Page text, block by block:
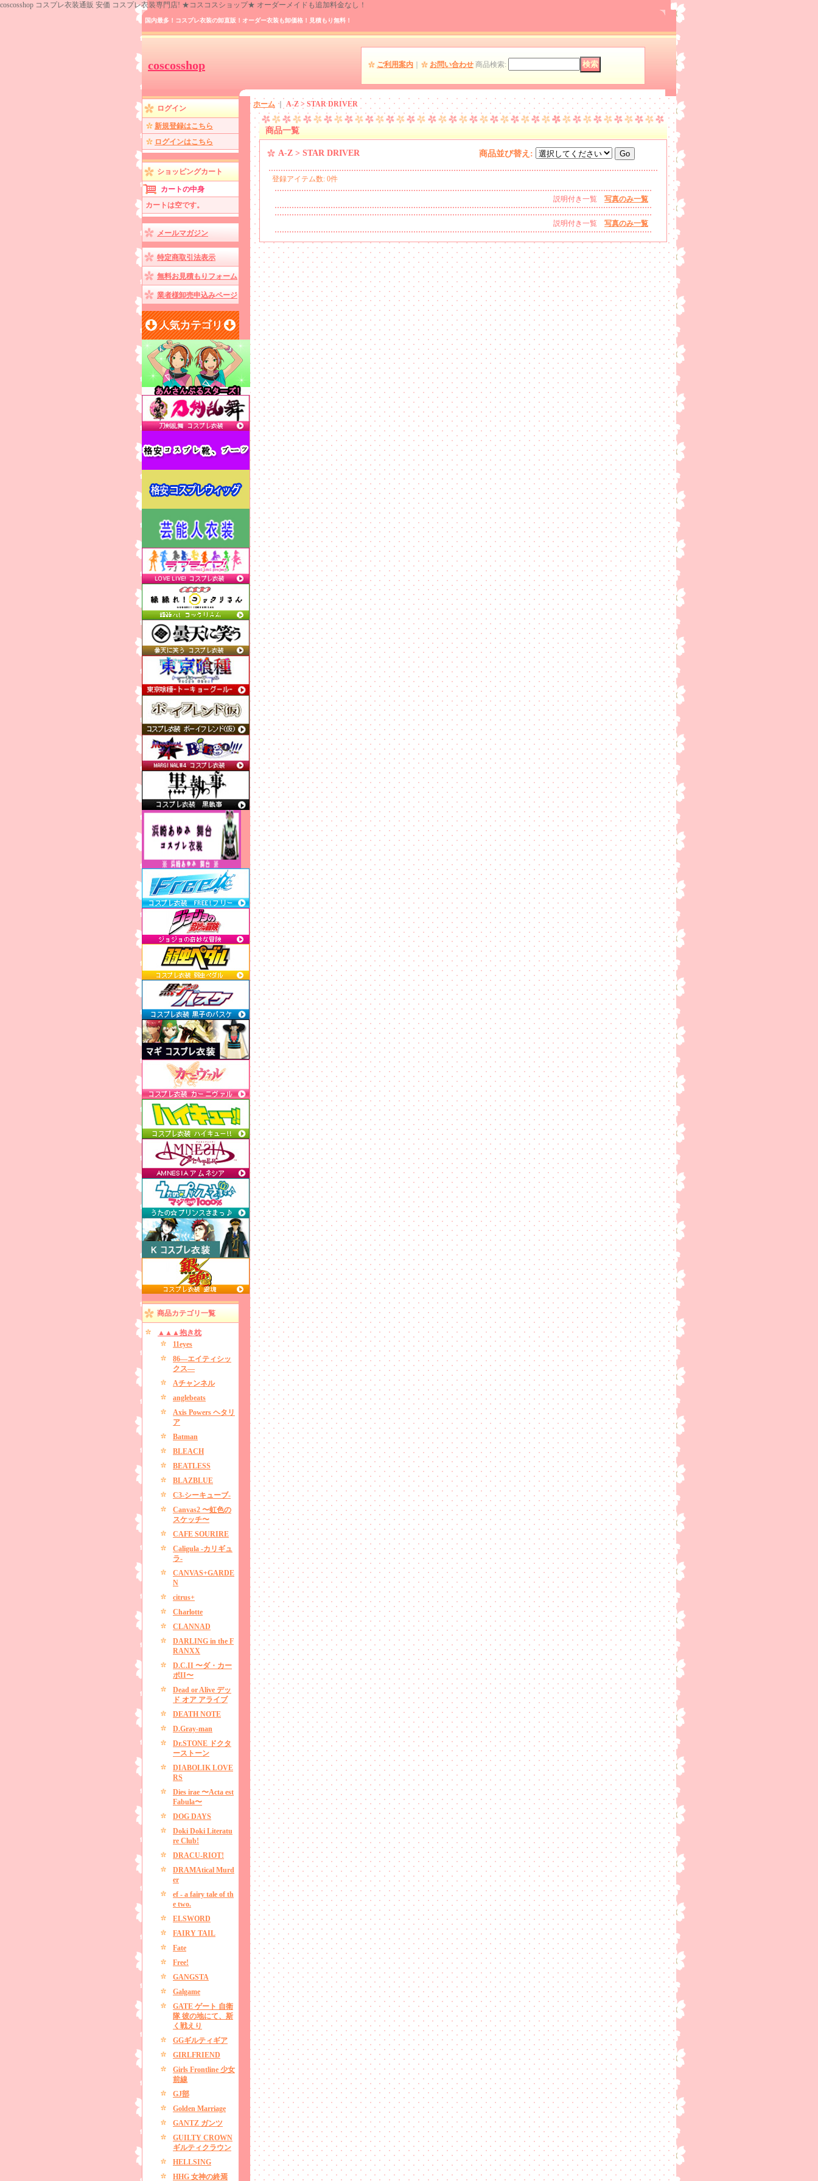
coscosshop コスプレ衣装通販 安価 コスプレ衣装専門店! ★コスコスショップ★ オーダーメイドも追加料金なし！
国内最多！コスプレ衣装の卸直販！オーダー衣装も卸価格！見積もり無料！
coscosshop ご利用案内 お問い合わせ 商品検索:
ログイン
新規登録はこちら
ログインはこちら
ショッピングカート
カートの中身
カートは空です。
メールマガジン
特定商取引法表示
無料お見積もりフォーム
業者様卸売申込みページ
商品カテゴリ一覧
▲▲▲抱き枕
11eyes
86―エイティシッ
クス―
Aチャンネル
anglebeats
Axis Powers ヘタリ
ア
Batman
BLEACH
BEATLESS
BLAZBLUE
C3-シーキューブ-
Canvas2 〜虹色の
スケッチ〜
CAFE SOURIRE
Caligula -カリギュ
ラ-
CANVAS+GARDE
N
citrus+
Charlotte
CLANNAD
DARLING in the F
RANXX
D.C.II 〜ダ・カー
ポII〜
Dead or Alive デッ
ド オア アライブ
DEATH NOTE
D.Gray-man
Dr.STONE ドクタ
ーストーン
DIABOLIK LOVE
RS
Dies irae 〜Acta est
Fabula〜
DOG DAYS
Doki Doki Literatu
re Club!
DRACU-RIOT!
DRAMAtical Murd
er
ef - a fairy tale of th
e two.
ELSWORD
FAIRY TAIL
Fate
Free!
GANGSTA
Galgame
GATE ゲート 自衛
隊 彼の地にて、斯
く戦えり
GGギルティギア
GIRLFRIEND
Girls Frontline 少女
前線
GJ部
Golden Marriage
GANTZ ガンツ
GUILTY CROWN
ギルティクラウン
HELLSING
HHG 女神の終焉
ホーム ｜ A-Z > STAR DRIVER
商品一覧
A-Z > STAR DRIVER 商品並び替え :
登録アイテム数: 0件
説明付き一覧 写真のみ一覧
説明付き一覧 写真のみ一覧